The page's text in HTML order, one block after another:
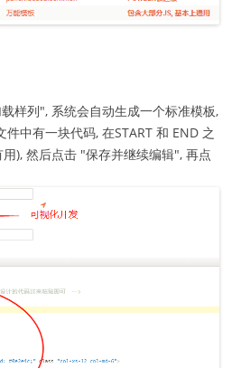
样列", 系统会自动生成一个标准模板,
中有一块代码, 在START 和 END 之
), 然后点击 "保存并继续编辑", 再点